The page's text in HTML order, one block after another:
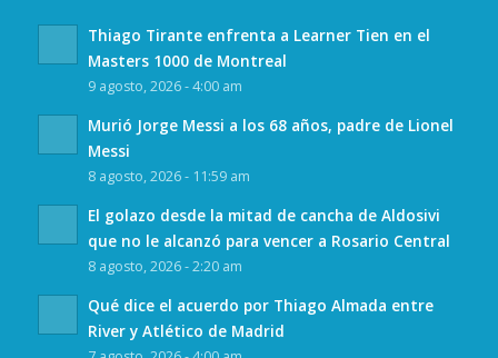
Thiago Tirante enfrenta a Learner Tien en el
Masters 1000 de Montreal
9 agosto, 2026 - 4:00 am
Murió Jorge Messi a los 68 años, padre de Lionel
Messi
8 agosto, 2026 - 11:59 am
El golazo desde la mitad de cancha de Aldosivi
que no le alcanzó para vencer a Rosario Central
8 agosto, 2026 - 2:20 am
Qué dice el acuerdo por Thiago Almada entre
River y Atlético de Madrid